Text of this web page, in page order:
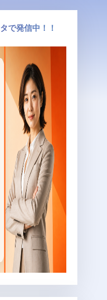
で発信中！！